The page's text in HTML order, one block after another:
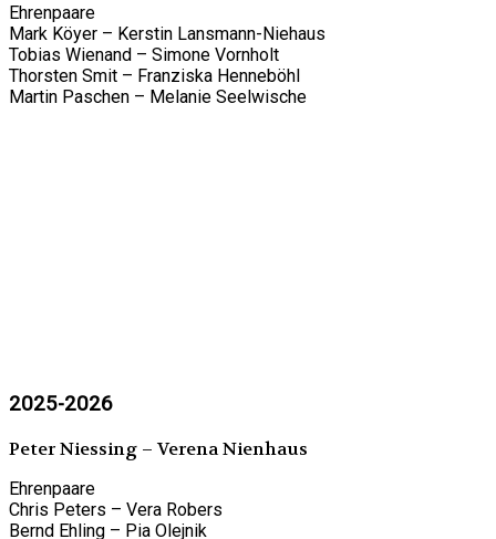
Ehrenpaare
Mark Köyer – Kerstin Lansmann-Niehaus
Tobias Wienand – Simone Vornholt
Thorsten Smit – Franziska Henneböhl
Martin Paschen – Melanie Seelwische
2025-2026
Peter Niessing – Verena Nienhaus
Ehrenpaare
Chris Peters – Vera Robers
Bernd Ehling – Pia Olejnik